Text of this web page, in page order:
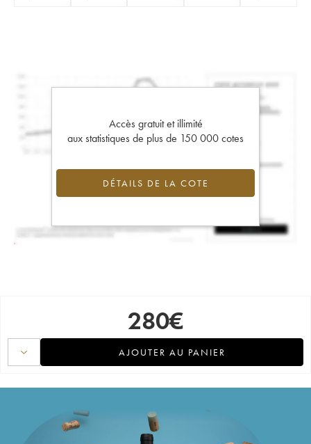
Accès gratuit et illimité
aux statistiques de plus de 150 000 cotes
DÉTAILS DE LA COTE
280€
AJOUTER AU PANIER